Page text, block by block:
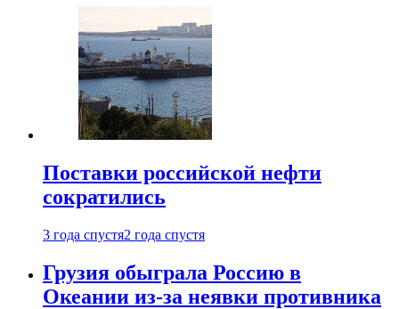
Поставки российской нефти
сократились
3 года спустя2 года спустя
Грузия обыграла Россию в
Океании из-за неявки противника